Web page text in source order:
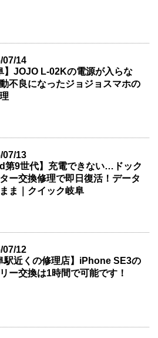
07/14
】JOJO L-02Kの電源が入らな
不良になったジョジョスマホの
07/13
第9世代】充電できない…ドック
ー交換修理で即日復活！データ
ま｜クイック岐阜
07/12
駅近くの修理店】iPhone SE3の
ー交換は1時間で可能です！